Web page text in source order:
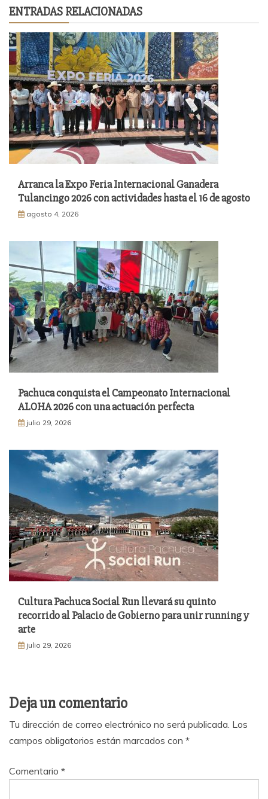
ENTRADAS RELACIONADAS
Arranca la Expo Feria Internacional Ganadera
Tulancingo 2026 con actividades hasta el 16 de agosto
agosto 4, 2026
Pachuca conquista el Campeonato Internacional
ALOHA 2026 con una actuación perfecta
julio 29, 2026
Cultura Pachuca Social Run llevará su quinto
recorrido al Palacio de Gobierno para unir running y
arte
julio 29, 2026
Deja un comentario
Tu dirección de correo electrónico no será publicada. Los
campos obligatorios están marcados con *
Comentario *